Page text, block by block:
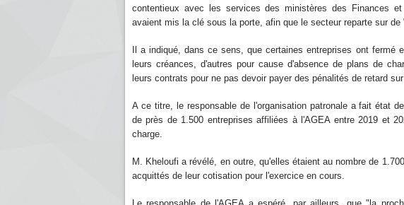
contentieux avec les services des ministères des Finances
avaient mis la clé sous la porte, afin que le secteur reparte sur de
Il a indiqué, dans ce sens, que certaines entreprises ont fermé
leurs créances, d'autres pour cause d'absence de plans de
leurs contrats pour ne pas devoir payer des pénalités de retard
A ce titre, le responsable de l'organisation patronale a fait état
de près de 1.500 entreprises affiliées à l'AGEA entre 2019 et
charge.
M. Kheloufi a révélé, en outre, qu'elles étaient au nombre de
acquittés de leur cotisation pour l'exercice en cours.